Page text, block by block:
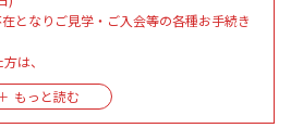
となりご見学・ご入会等の各種お手続き
は、
頭にてセキュリティキーの受け取りをし
いたします。
月)11:00からとなります。